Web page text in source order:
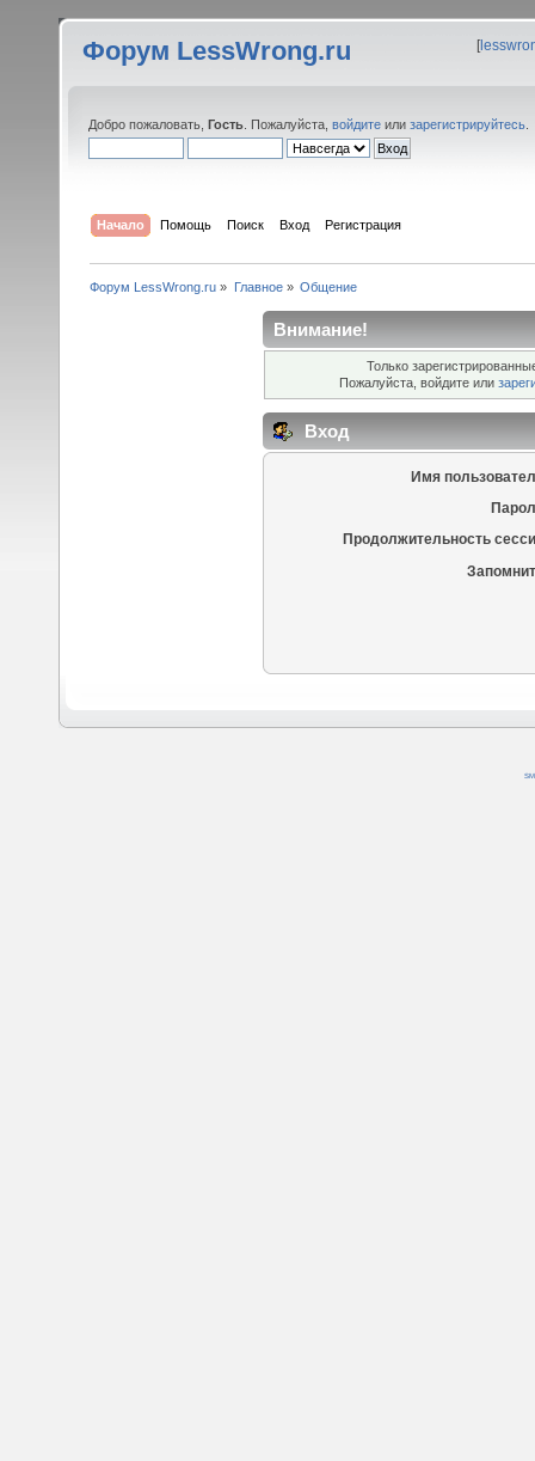
Форум LessWrong.ru [
Добро пожаловать, Гость . Пожалуйста, войдите или зарегистрируйтесь
Начало Помощь Поиск Вход Регистрация
Форум LessWrong.ru » Главное» Общение
Внимание!
Только
Пожалуйста, войдите или
Вход
Имя
Продолжительность